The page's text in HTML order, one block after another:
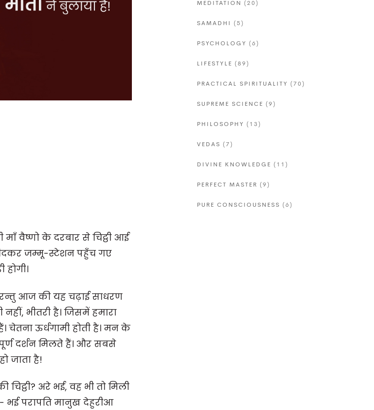
वैष्णो के दरबार से चिट्ठी आई
जम्मू-स्टेशन पहुँच गए
आज की यह चढ़ाई साधरण
भीतरी है। जिसमें हमारा
ऊर्धगामी होती है। मन के
दर्शन मिलते हैं। और सबसे
जाता है!
अरे भई, वह भी तो मिली
परापति मानुख देहुरीआ
MEDITATION (20)
SAMADHI (5)
PSYCHOLOGY (6)
LIFESTYLE (89)
PRACTICAL SPIRITUALITY (70)
SUPREME SCIENCE (9)
PHILOSOPHY (13)
VEDAS (7)
DIVINE KNOWLEDGE (11)
PERFECT MASTER (9)
PURE CONSCIOUSNESS (6)